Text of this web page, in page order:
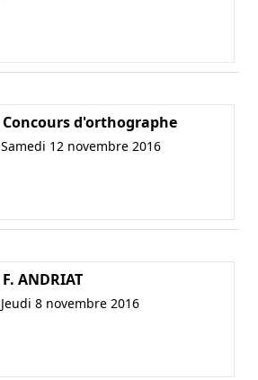
Concours d'orthographe
Samedi 12 novembre 2016
F. ANDRIAT
Jeudi 8 novembre 2016